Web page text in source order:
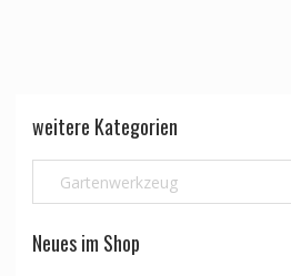
weitere Kategorien
Gartenwerkzeug
Neues im Shop